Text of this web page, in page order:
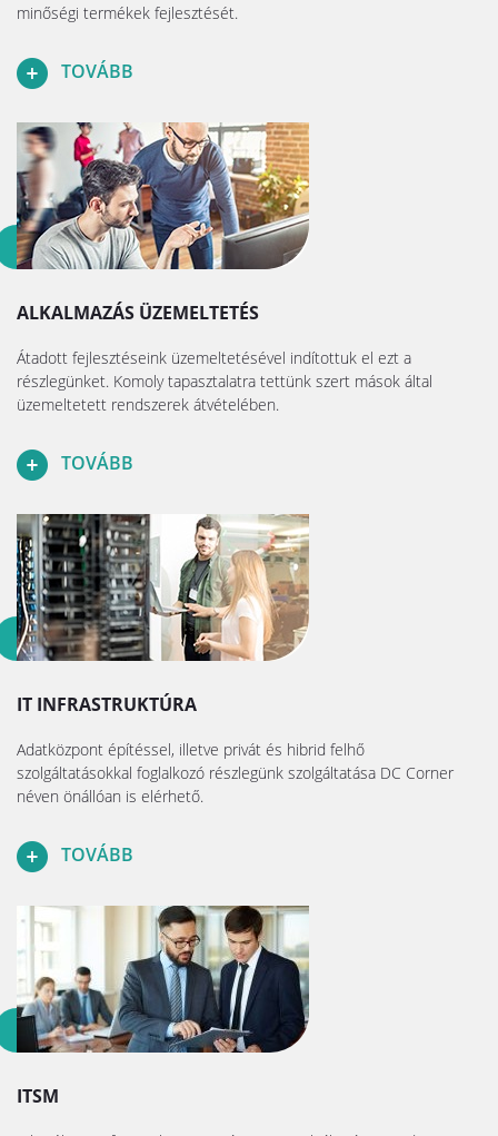
minőségi termékek fejlesztését.
TOVÁBB
ALKALMAZÁS ÜZEMELTETÉS
Átadott fejlesztéseink üzemeltetésével indítottuk el ezt a
részlegünket. Komoly tapasztalatra tettünk szert mások által
üzemeltetett rendszerek átvételében.
TOVÁBB
IT INFRASTRUKTÚRA
Adatközpont építéssel, illetve privát és hibrid felhő
szolgáltatásokkal foglalkozó részlegünk szolgáltatása DC Corner
néven önállóan is elérhető.
TOVÁBB
ITSM